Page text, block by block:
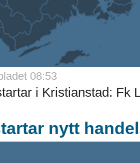
08:53
i Kristianstad: Fk
nytt